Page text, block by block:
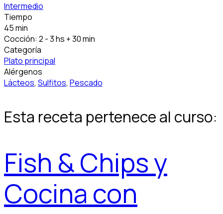
Intermedio
Tiempo
45 min
Cocción: 2 - 3 hs + 30 min
Categoría
Plato principal
Alérgenos
Lácteos, Sulfitos, Pescado
Esta receta pertenece al curso:
Fish & Chips y
Cocina con